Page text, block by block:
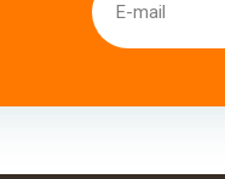
E-mail